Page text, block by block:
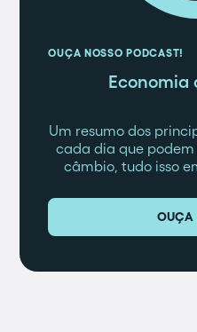
OUÇA NOSSO PODCAST!
Economia
Um resumo dos
cada dia que
câmbio, tudo isso
OUÇA